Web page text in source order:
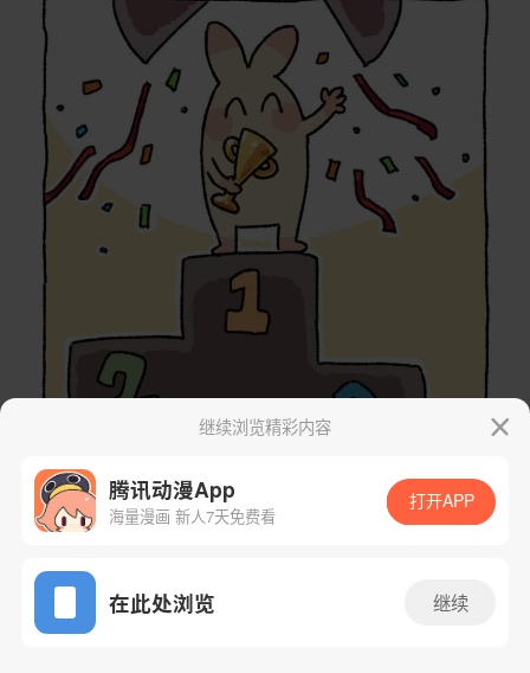
App免费看
继续浏览精彩内容
腾讯动漫App
海量漫画 新人7天免费看
打开APP
在此处浏览 继续